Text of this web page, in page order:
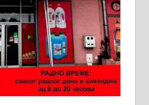
возач са Б
02-85-511
за рад на
промет” у